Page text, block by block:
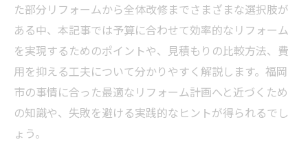
た部分リフォームから全体改修までさまざまな選択肢が
ある中、本記事では予算に合わせて効率的なリフォーム
を実現するためのポイントや、見積もりの比較方法、費
用を抑える工夫について分かりやすく解説します。福岡
市の事情に合った最適なリフォーム計画へと近づくため
の知識や、失敗を避ける実践的なヒントが得られるでし
ょう。